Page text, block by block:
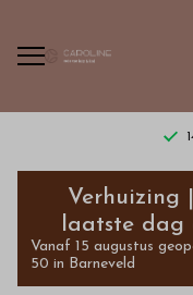
Mayoral
Vest
Verhuizing
laatste dag
Vanaf 15 augustus
50 in Barneveld